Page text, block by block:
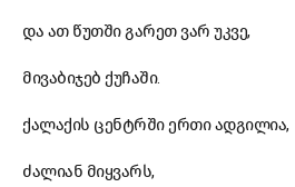
და ათ წუთში გარეთ ვარ უკვე,
მივაბიჯებ ქუჩაში.
ქალაქის ცენტრში ერთი ადგილია,
ძალიან მიყვარს,